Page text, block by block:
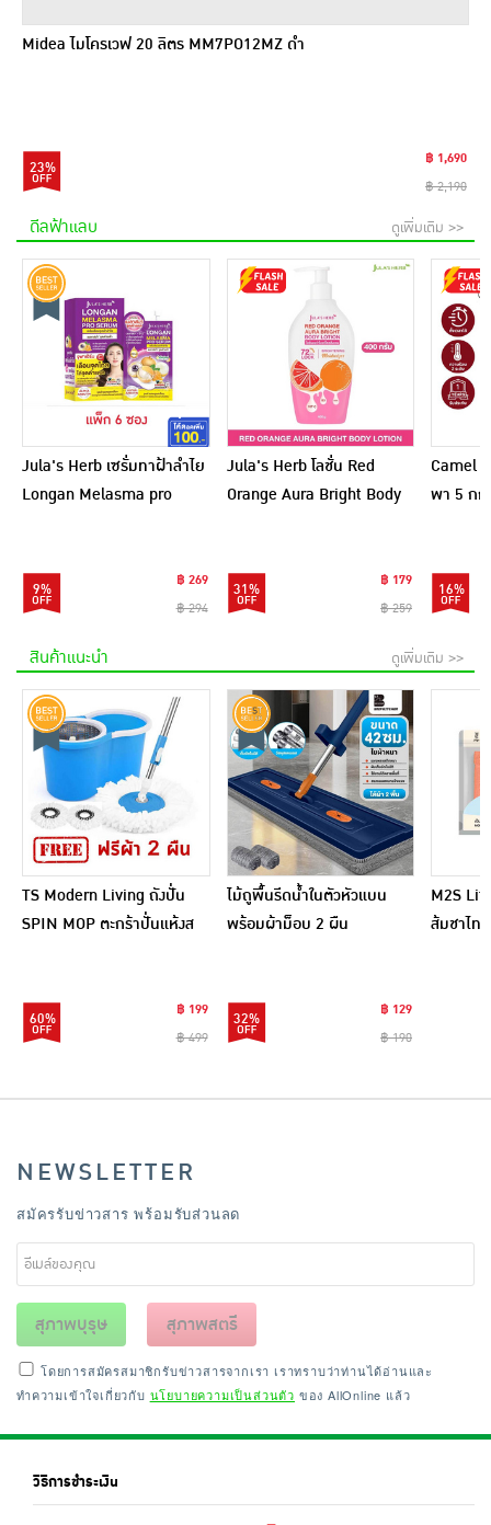
Midea ไมโครเวฟ 20 ลิตร MM7PO12MZ ดำ
23%
฿ 1,690
฿ 2,190
ดีลฟ้าแลบ ดูเพิ่มเติม >>
Jula's Herb เซรั่มทาฝ้าลำไย
Longan Melasma pro
9%
฿ 269
฿ 294
Jula's Herb โลชั่น Red
Orange Aura Bright Body
31%
฿ 179
฿ 259
Camel
พา 5 กก
16%
สินค้าแนะนำ ดูเพิ่มเติม >>
TS Modern Living ถังปั่น
SPIN MOP ตะกร้าปั่นแห้งส
60%
฿ 199
฿ 499
ไม้ถูพื้นรีดน้ำในตัวหัวแบน
พร้อมผ้าม็อบ 2 ผืน
32%
฿ 129
฿ 190
M2S
ส้มชาไท
NEWSLETTER
สมัครรับข่าวสาร พร้อมรับส่วนลด
สุภาพบุรุษ สุภาพสตรี
โดยการสมัครสมาชิกรับข่าวสารจากเรา เราทราบว่าท่านได้อ่านและ
ทำความเข้าใจเกี่ยวกับ นโยบายความเป็นส่วนตัว ของ AllOnline แล้ว
วิธีการชำระเงิน